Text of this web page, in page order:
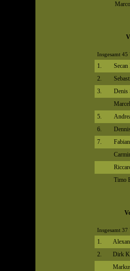
Insgesamt
1.
2.
3.
Denis
5.
6.
7.
Timo
Insgesamt
1.
2.
Dirk